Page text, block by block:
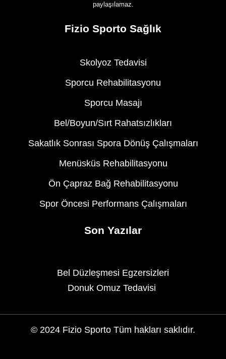
paylaşılamaz.
Fizio Sporto Sağlık
Skolyoz Tedavisi
Sporcu Rehabilitasyonu
Sporcu Masajı
Bel/Boyun/Sırt Rahatsızlıkları
Sakatlık Sonrası Spora Dönüş Çalışmaları
Menüsküs Rehabilitasyonu
Ön Çapraz Bağ Rehabilitasyonu
Spor Öncesi Performans Çalışmaları
Son Yazılar
Bel Düzleşmesi Egzersizleri
Donuk Omuz Tedavisi
© 2024 Fizio Sporto Tüm hakları saklıdır.